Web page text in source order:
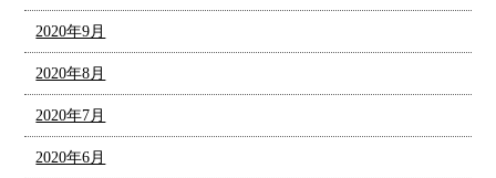
2020年9月
2020年8月
2020年7月
2020年6月